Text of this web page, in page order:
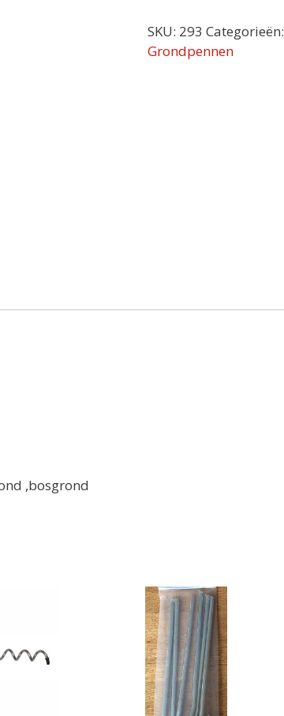
24
cm
SKU: 293 Categorieën:
Grondpennen
,bosgrond